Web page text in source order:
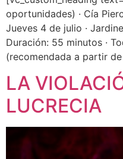
oportunidades) · Cía
Jueves 4 de julio ·
Duración: 55 minutos ·
(recomendada a partir
LA
LUCRECIA